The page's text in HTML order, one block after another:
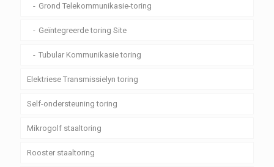
Grond Telekommunikasie-toring
Geïntegreerde toring Site
Tubular Kommunikasie toring
Elektriese Transmissielyn toring
Self-ondersteuning toring
Mikrogolf staaltoring
Rooster staaltoring